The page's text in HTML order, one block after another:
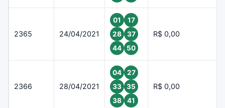
2365 24/04/2021
01
17
28
37
44
50
R$ 0,00
2366 28/04/2021
04
27
33
35
38
41
R$ 0,00